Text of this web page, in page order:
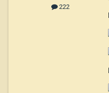
222